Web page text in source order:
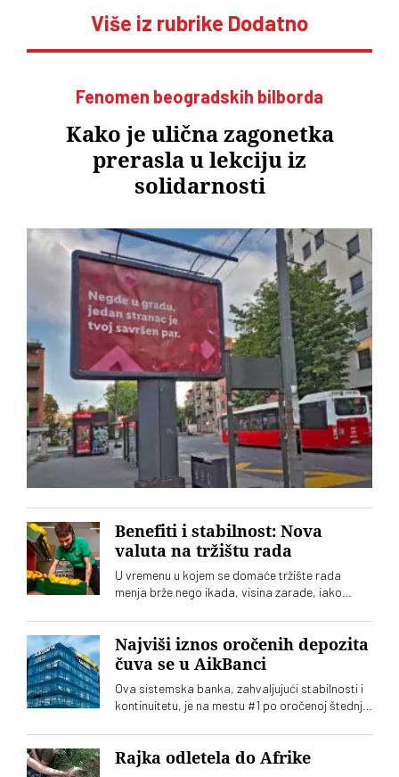
Više iz rubrike Dodatno
Fenomen beogradskih bilborda
Kako je ulična zagonetka
prerasla u lekciju iz
solidarnosti
Benefiti i stabilnost: Nova
valuta na tržištu rada
U vremenu u kojem se domaće tržište rada
menja brže nego ikada, visina zarade, iako
jedino merilo dobrog poslodavca. Savremeni
radnik, ali i nove generacije zaposlenih traže
nešto mnogo teže nadoknadivo: stabilnost,
posla i privatnog života. Pitanje koje se
postavlja pred velike sisteme i poslodavce više
Najviši iznos oročenih depozita
čuva se u AikBanci
Ova sistemska banka, zahvaljujući stabilnosti i
kontinuitetu, je na mestu #1 po oročenoj štednji
Rajka odletela do Afrike